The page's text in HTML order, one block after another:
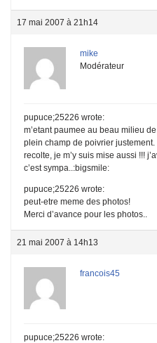
17 mai 2007 à 21h14
mike
Modérateur
pupuce;25226 wrote:
m’etant paumee au beau milieu
plein champ de poivrier
recolte, je m’y suis mise aussi !!!
c’est sympa..:bigsmile:
pupuce;25226 wrote:
peut-etre meme des photos!
Merci d’avance pour les photos..
21 mai 2007 à 14h13
francois45
pupuce;25226 wrote: